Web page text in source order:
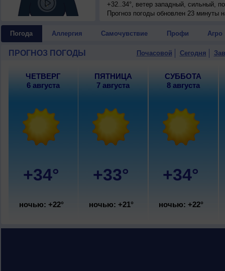
+32..34°, ветер западный, сильный,
8 августа, ожидается ясная погода;
9 августа, в течение суток на фоне
10 августа, ожидается ясная погода;
Прогноз погоды обновлен 23 минуты
Погода Аллергия Самочувствие Профи Агро
ПРОГНОЗ ПОГОДЫ Почасовой Сегодня
ЧЕТВЕРГ
6 августа
+34°
ночью: +22°
ПЯТНИЦА
7 августа
+33°
ночью: +21°
СУББОТА
8 августа
+34°
ночью: +22°